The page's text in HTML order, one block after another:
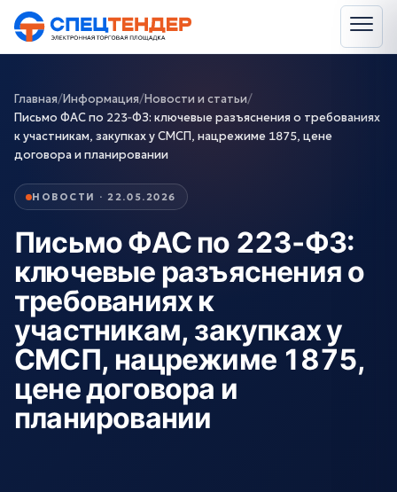
Главная/Информация/Новости и статьи/
Письмо ФАС по 223‑ФЗ: ключевые разъяснения о требованиях
к участникам, закупках у СМСП, нацрежиме 1875, цене
договора и планировании
НОВОСТИ · 22.05.2026
Письмо ФАС по 223‑ФЗ:
ключевые разъяснения о
требованиях к
участникам, закупках у
СМСП, нацрежиме 1875,
цене договора и
планировании